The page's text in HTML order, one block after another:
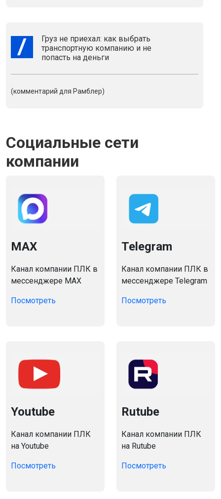
Груз не приехал: как выбрать
транспортную компанию и не
попасть на деньги
(комментарий для Рамблер)
Социальные сети
компании
MAX
Канал компании ПЛК в
мессенджере MAX
Посмотреть
Telegram
Канал компании ПЛК в
мессенджере Telegram
Посмотреть
Youtube
Канал компании ПЛК
на Youtube
Посмотреть
Rutube
Канал компании ПЛК
на Rutube
Посмотреть